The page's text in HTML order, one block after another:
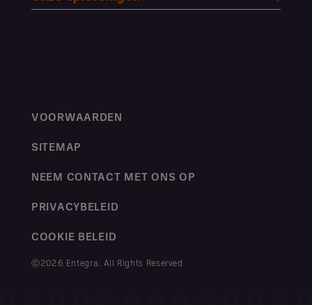
VOORWAARDEN
SITEMAP
NEEM CONTACT MET ONS OP
PRIVACYBELEID
COOKIE BELEID
ⓒ2026 Entegra. All Rights Reserved